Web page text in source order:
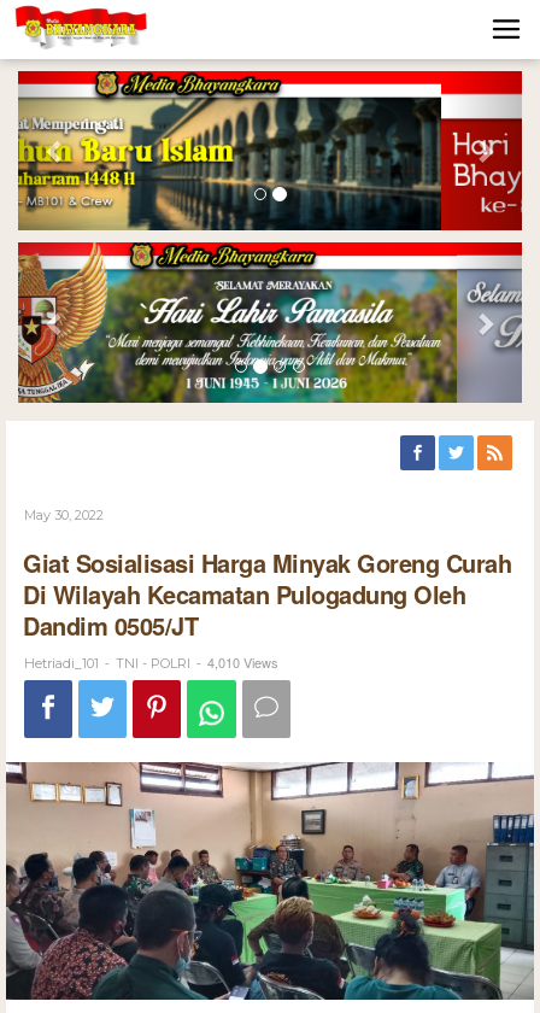
Previous Next
Previous Next
May 30, 2022
Giat Sosialisasi Harga Minyak Goreng Curah
Di Wilayah Kecamatan Pulogadung Oleh
Dandim 0505/JT
Hetriadi_101 - TNI - POLRI - 4,010 Views